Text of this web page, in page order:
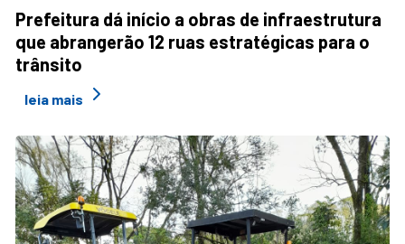
Prefeitura dá início a obras de infraestrutura
que abrangerão 12 ruas estratégicas para o
trânsito
leia mais